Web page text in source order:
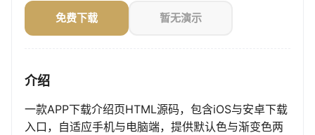
免费下载 暂无演示
介绍
一款APP下载介绍页HTML源码，包含iOS与安卓下载
入口，自适应手机与电脑端，提供默认色与渐变色两